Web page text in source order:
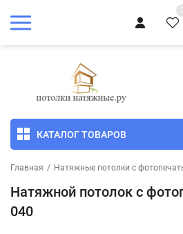
0
КАТАЛОГ ТОВАРОВ
Главная / Натяжные потолки с
Натяжной потолок с
040